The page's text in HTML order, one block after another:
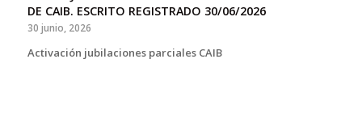
DE CAIB. ESCRITO REGISTRADO 30/06/2026
30 junio, 2026
Activación jubilaciones parciales CAIB